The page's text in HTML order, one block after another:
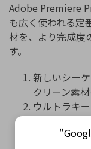
Adobe Premiere
も広く使われる定
材を、より完成度
す。
新しいシー
クリーン素
ウルトラキ
制を調整し
最終的な映